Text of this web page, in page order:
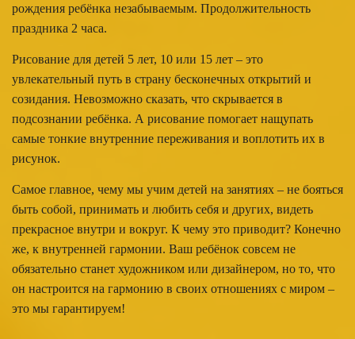
рождения ребёнка незабываемым. Продолжительность
праздника 2 часа.
Рисование для детей 5 лет, 10 или 15 лет – это
увлекательный путь в страну бесконечных открытий и
созидания. Невозможно сказать, что скрывается в
подсознании ребёнка. А рисование помогает нащупать
самые тонкие внутренние переживания и воплотить их в
рисунок.
Самое главное, чему мы учим детей на занятиях – не бояться
быть собой, принимать и любить себя и других, видеть
прекрасное внутри и вокруг. К чему это приводит? Конечно
же, к внутренней гармонии. Ваш ребёнок совсем не
обязательно станет художником или дизайнером, но то, что
он настроится на гармонию в своих отношениях с миром –
это мы гарантируем!